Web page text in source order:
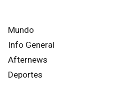
Mundo
Info General
Afternews
Deportes